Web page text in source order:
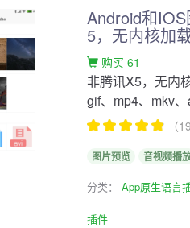
Android和
5，无内核加
购买 61
非腾讯X5，无内
gif、mp4、mkv
（
图片预览 音视频播
分类：App原生语言
插件